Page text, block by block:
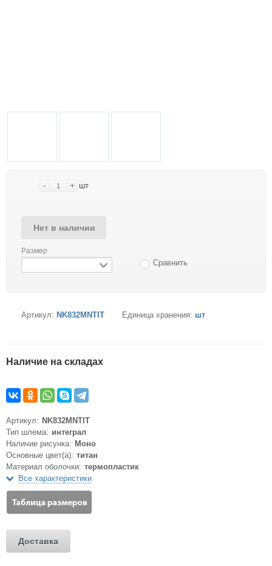
- + шт
Нет в наличии
Размер
Сравнить
Артикул: NK832MNTIT Единица хранения: шт
Наличие на складах
Артикул: NK832MNTIT
Тип шлема: интеграл
Наличие рисунка: Моно
Основные цвет(а): титан
Материал оболочки: термопластик
Все характеристики
Доставка